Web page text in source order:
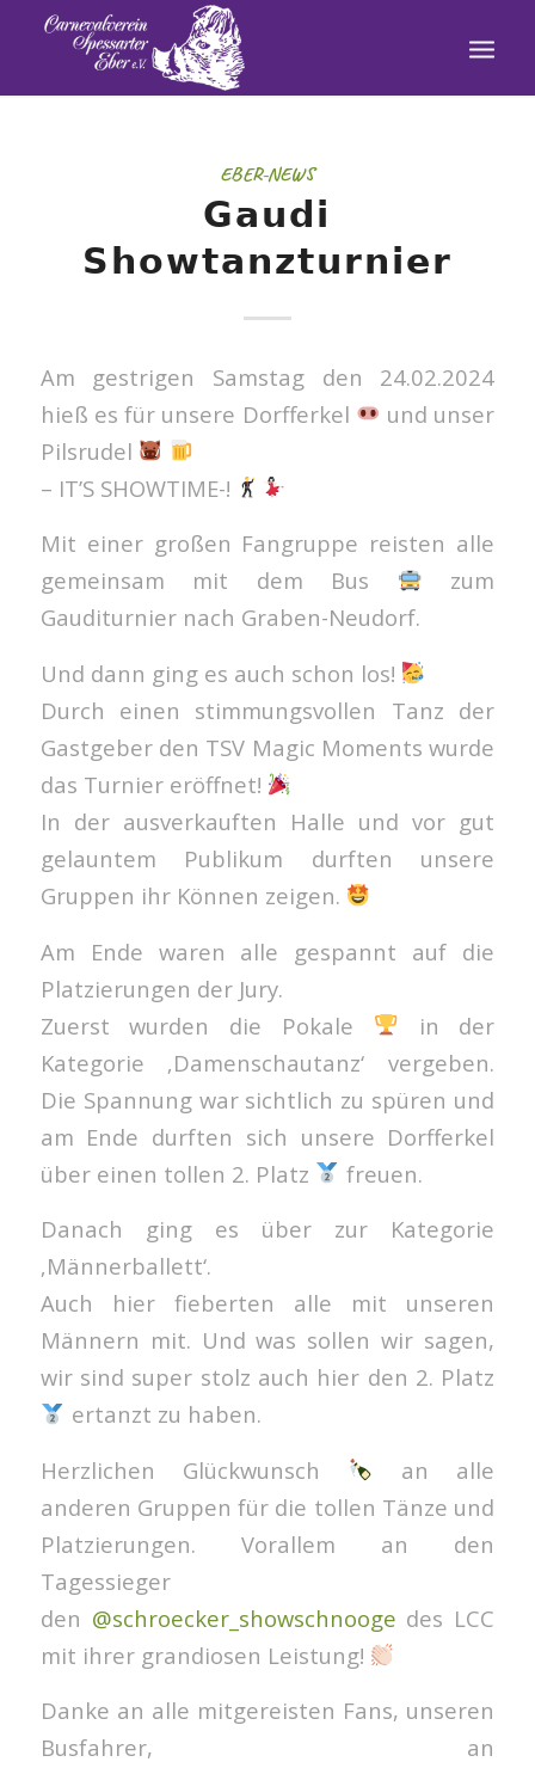
EBER-NEWS
𝗚𝗮𝘂𝗱𝗶
𝗦𝗵𝗼𝘄𝘁𝗮𝗻𝘇𝘁𝘂𝗿𝗻𝗶𝗲𝗿
Am gestrigen Samstag den 24.02.2024
hieß es für unsere Dorfferkel
und unser
Pilsrudel
– IT’S SHOWTIME-!
Mit einer großen Fangruppe reisten alle
gemeinsam mit dem Bus
zum
Gauditurnier nach Graben-Neudorf.
Und dann ging es auch schon los!
Durch einen stimmungsvollen Tanz der
Gastgeber den TSV Magic Moments wurde
das Turnier eröffnet!
In der ausverkauften Halle und vor gut
gelauntem Publikum durften unsere
Gruppen ihr Können zeigen.
Am Ende waren alle gespannt auf die
Platzierungen der Jury.
Zuerst wurden die Pokale
in der
Kategorie ‚Damenschautanz‘ vergeben.
Die Spannung war sichtlich zu spüren und
am Ende durften sich unsere Dorfferkel
über einen tollen 2. Platz
freuen.
Danach ging es über zur Kategorie
‚Männerballett‘.
Auch hier fieberten alle mit unseren
Männern mit. Und was sollen wir sagen,
wir sind super stolz auch hier den 2. Platz
ertanzt zu haben.
Herzlichen Glückwunsch
an alle
anderen Gruppen für die tollen Tänze und
Platzierungen. Vorallem an den
Tagessieger
den @schroecker_showschnooge des LCC
mit ihrer grandiosen Leistung!
Danke an alle mitgereisten Fans, unseren
Busfahrer, an